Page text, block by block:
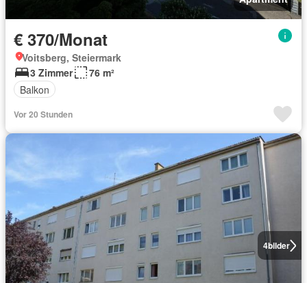
€ 370/Monat
Voitsberg, Steiermark
3 Zimmer
76 m²
Balkon
Vor 20 Stunden
4bilder